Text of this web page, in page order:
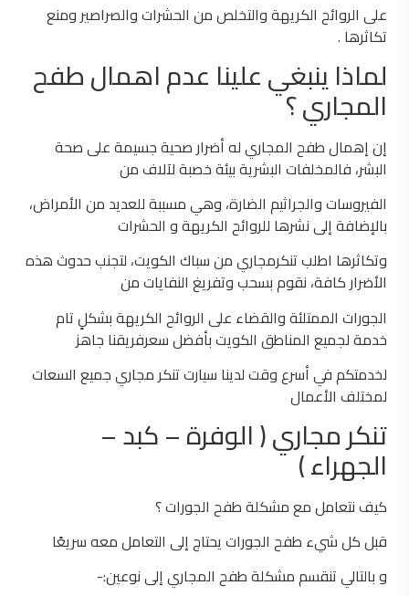
على الروائح الكريهة والتخلص من الحشرات والصراصير ومنع
تكاثرها .
لماذا ينبغي علينا عدم اهمال طفح
المجاري ؟
إن إهمال طفح المجاري له أضرار صحية جسيمة على صحة
البشر، فالمخلفات البشرية بيئة خصبة لآلاف من
الفيروسات والجراثيم الضارة، وهي مسببة للعديد من الأمراض،
بالإضافة إلى نشرها للروائح الكريهة و الحشرات
وتكاثرهااطلب تنكرمجاري من سباك الكويت، لتجنب حدوث هذه
الأضرار كافة، نقوم بسحب وتفريغ النفايات من
الجورات الممتلئة والقضاء على الروائح الكريهة بشكلٍ تام
خدمة لجميع المناطق الكويت بأفضل سعرفريقنا جاهز
لخدمتكم في أسرع وقت لدينا سيارت تنكر مجاري جميع السعات
لمختلف الأعمال
تنكر مجاري ( الوفرة – كبد –
الجهراء )
كيف نتعامل مع مشكلة طفح الجورات ؟
قبل كل شيء طفح الجورات يحتاج إلى التعامل معه سريعًا
و بالتالي تنقسم مشكلة طفح المجاري إلى نوعين:-